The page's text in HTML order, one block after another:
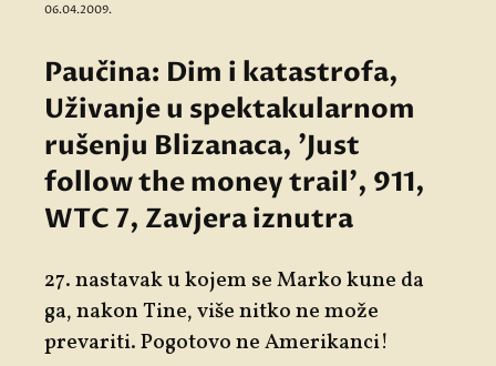
06.04.2009.
Paučina: Dim i katastrofa,
Uživanje u spektakularnom
rušenju Blizanaca, 'Just
follow the money trail', 911,
WTC 7, Zavjera iznutra
27. nastavak u kojem se Marko kune da
ga, nakon Tine, više nitko ne može
prevariti. Pogotovo ne Amerikanci!